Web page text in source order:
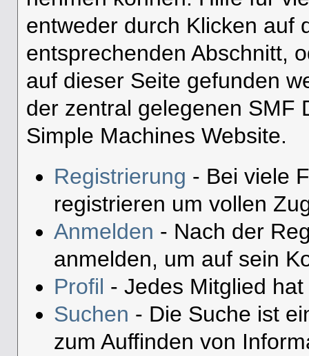
entweder durch Klicken auf
entsprechenden Abschnitt,
auf dieser Seite gefunden
der zentral gelegenen SMF
Simple Machines Website.
Registrierung - Bei viele
registrieren um vollen
Anmelden - Nach der
anmelden, um auf sein
Profil - Jedes Mitglied
Suchen - Die Suche ist
zum Auffinden von